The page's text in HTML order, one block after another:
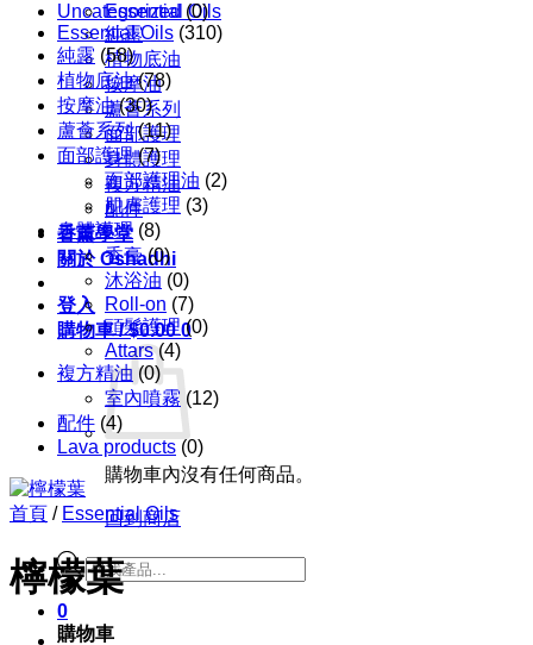
Essential Oils
純露
植物底油
按摩油
蘆薈系列
面部護理
身體護理
複方精油
配件
香薰學堂
關於 Oshadhi
登入
購物車 /$0.00 0
購物車內沒有任何商品。
回到商店
Products
search
0
購物車
Uncategorized (0)
Essential Oils (310)
純露 (58)
植物底油 (78)
按摩油 (30)
蘆薈系列 (11)
面部護理 (7)
面部護理油 (2)
肌膚護理 (3)
身體護理 (8)
香膏 (0)
沐浴油 (0)
Roll-on (7)
頭髮護理 (0)
Attars (4)
複方精油 (0)
室內噴霧 (12)
配件 (4)
Lava products (0)
首頁 / Essential Oils
檸檬葉